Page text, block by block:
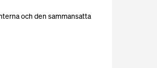
och den sammansatta